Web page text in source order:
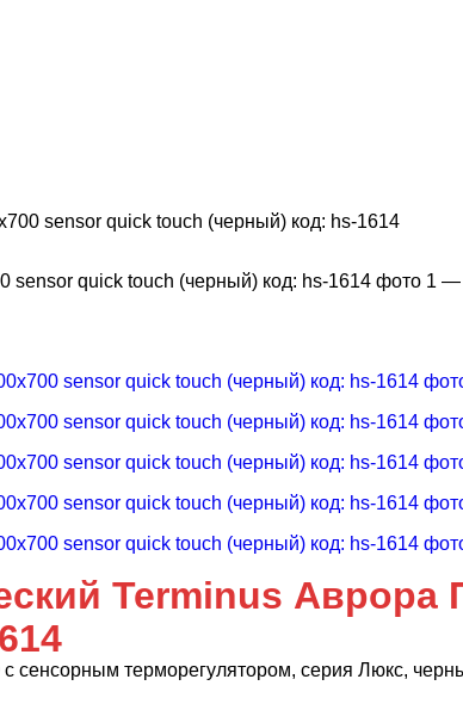
sensor quick touch (черный) код: hs-1614
Terminus Аврора
сенсорным терморегулятором, серия Люкс,